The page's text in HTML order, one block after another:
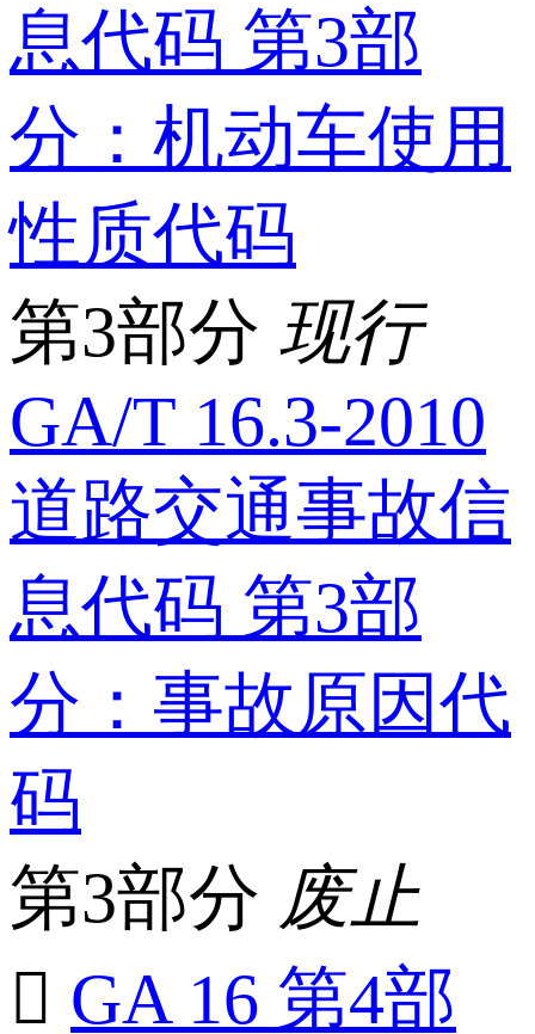
息代码 第3部
分：机动车使用
性质代码
第3部分 现行
GA/T 16.3-2010
道路交通事故信
息代码 第3部
分：事故原因代
码
第3部分 废止
 GA 16 第4部